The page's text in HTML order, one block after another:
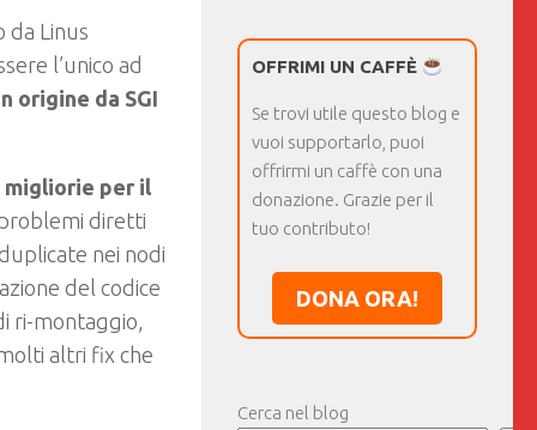
da Linus
l’unico ad
origine da SGI
migliorie per il
diretti
nei nodi
del codice
ri-montaggio,
altri fix che
OFFRIMI UN CAFFÈ
Se trovi utile questo blog e
vuoi supportarlo, puoi
offrirmi un caffè con una
donazione. Grazie per il
tuo contributo!
DONA ORA!
Cerca nel blog